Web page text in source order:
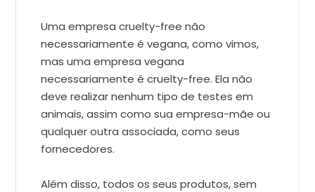
Uma empresa cruelty-free não
necessariamente é vegana, como vimos,
mas uma empresa vegana
necessariamente é cruelty-free. Ela não
deve realizar nenhum tipo de testes em
animais, assim como sua empresa-mãe ou
qualquer outra associada, como seus
fornecedores.
Além disso, todos os seus produtos, sem